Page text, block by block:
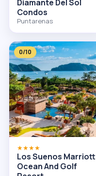
Diamante Del Sol
Condos
Puntarenas
0/10
★★★★
Los Suenos Marriott
Ocean And Golf